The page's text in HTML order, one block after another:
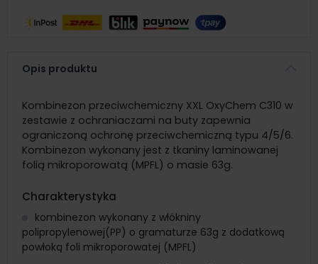
Opis produktu
Kombinezon przeciwchemiczny XXL OxyChem C310 w
zestawie z ochraniaczami na buty zapewnia
ograniczoną ochronę przeciwchemiczną typu 4/5/6.
Kombinezon wykonany jest z tkaniny laminowanej
folią mikroporowatą (MPFL) o masie 63g.
Charakterystyka
kombinezon wykonany z włókniny
polipropylenowej(PP) o gramaturze 63g z dodatkową
powłoką foli mikroporowatej (MPFL)